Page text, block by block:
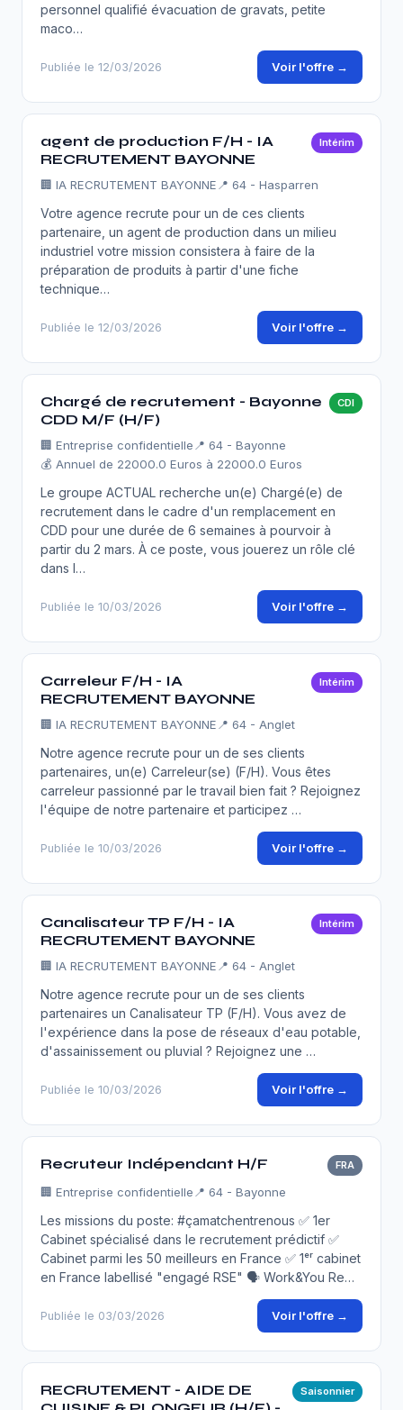
personnel qualifié évacuation de gravats, petite
maco…
Publiée le 12/03/2026 Voir l'offre →
agent de production F/H - IA
RECRUTEMENT BAYONNE
Intérim
🏢 IA RECRUTEMENT BAYONNE 📍 64 - Hasparren
Votre agence recrute pour un de ces clients
partenaire, un agent de production dans un milieu
industriel votre mission consistera à faire de la
préparation de produits à partir d'une fiche
technique…
Publiée le 12/03/2026 Voir l'offre →
Chargé de recrutement - Bayonne
CDD M/F (H/F)
CDI
🏢 Entreprise confidentielle 📍 64 - Bayonne
💰 Annuel de 22000.0 Euros à 22000.0 Euros
Le groupe ACTUAL recherche un(e) Chargé(e) de
recrutement dans le cadre d'un remplacement en
CDD pour une durée de 6 semaines à pourvoir à
partir du 2 mars. À ce poste, vous jouerez un rôle clé
dans l…
Publiée le 10/03/2026 Voir l'offre →
Carreleur F/H - IA
RECRUTEMENT BAYONNE
Intérim
🏢 IA RECRUTEMENT BAYONNE 📍 64 - Anglet
Notre agence recrute pour un de ses clients
partenaires, un(e) Carreleur(se) (F/H). Vous êtes
carreleur passionné par le travail bien fait ? Rejoignez
l'équipe de notre partenaire et participez …
Publiée le 10/03/2026 Voir l'offre →
Canalisateur TP F/H - IA
RECRUTEMENT BAYONNE
Intérim
🏢 IA RECRUTEMENT BAYONNE 📍 64 - Anglet
Notre agence recrute pour un de ses clients
partenaires un Canalisateur TP (F/H). Vous avez de
l'expérience dans la pose de réseaux d'eau potable,
d'assainissement ou pluvial ? Rejoignez une …
Publiée le 10/03/2026 Voir l'offre →
Recruteur Indépendant H/F FRA
🏢 Entreprise confidentielle 📍 64 - Bayonne
Les missions du poste: #çamatchentrenous ✅ 1er
Cabinet spécialisé dans le recrutement prédictif ✅
Cabinet parmi les 50 meilleurs en France ✅ 1ᵉʳ cabinet
en France labellisé "engagé RSE" 🗣 Work&You Re…
Publiée le 03/03/2026 Voir l'offre →
RECRUTEMENT - AIDE DE
Saisonnier